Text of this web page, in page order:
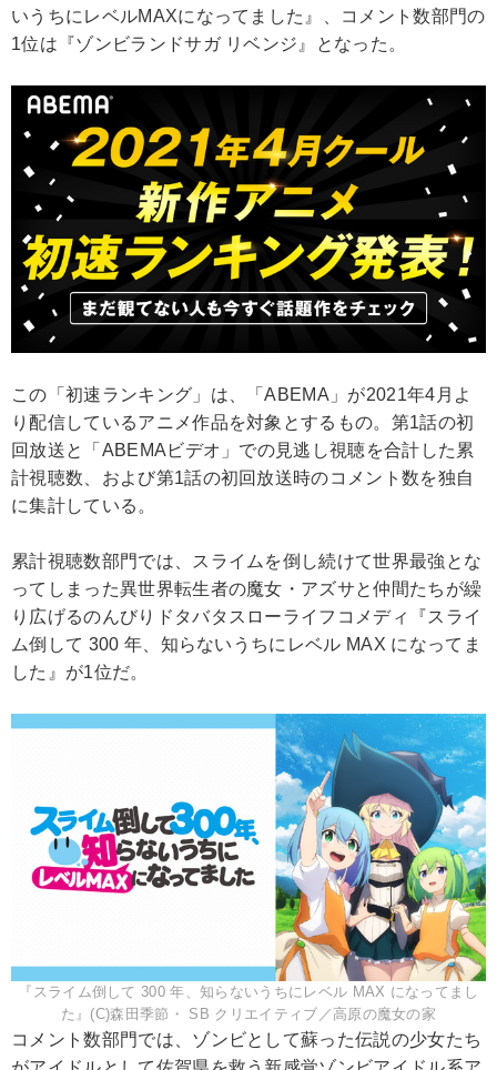
いうちにレベルMAXになってました』、コメント数部門の
1位は『ゾンビランドサガ リベンジ』となった。
この「初速ランキング」は、「ABEMA」が2021年4月よ
り配信しているアニメ作品を対象とするもの。第1話の初
回放送と「ABEMAビデオ」での見逃し視聴を合計した累
計視聴数、および第1話の初回放送時のコメント数を独自
に集計している。
累計視聴数部門では、スライムを倒し続けて世界最強とな
ってしまった異世界転生者の魔女・アズサと仲間たちが繰
り広げるのんびりドタバタスローライフコメディ『スライ
ム倒して 300 年、知らないうちにレベル MAX になってま
した』が1位だ。
『スライム倒して 300 年、知らないうちにレベル MAX になってまし
た』(C)森田季節・ SB クリエイティブ／高原の魔女の家
コメント数部門では、ゾンビとして蘇った伝説の少女たち